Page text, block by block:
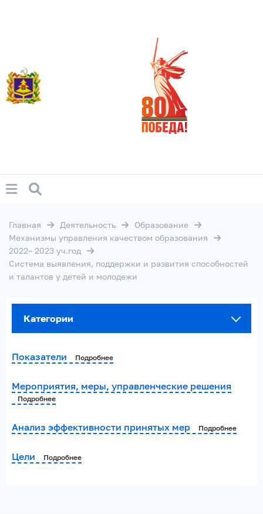
Главная Деятельность
Образование
Механизмы управления качеством образования
2022– 2023 уч.год
Система выявления, поддержки и развития способностей
и талантов у детей и молодежи
Категории
Показатели Подробнее
Мероприятия, меры, управленческие решения
Подробнее
Анализ эффективности принятых мер Подробнее
Цели Подробнее